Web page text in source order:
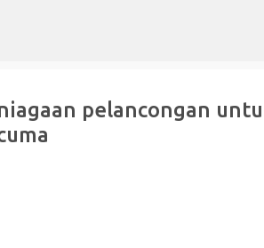
pelancongan